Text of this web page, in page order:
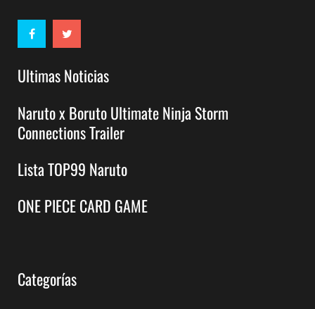
Ultimas Noticias
Naruto x Boruto Ultimate Ninja Storm
Connections Trailer
Lista TOP99 Naruto
ONE PIECE CARD GAME
Categorías